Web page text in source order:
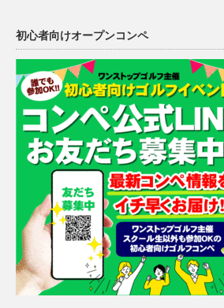
初心者向けオープンコンペ